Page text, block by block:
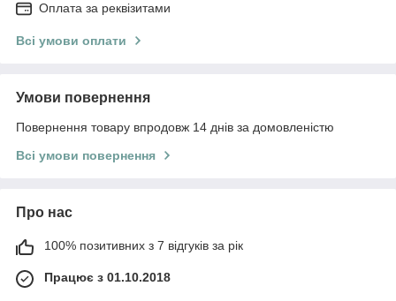
Оплата за реквізитами
Всі умови оплати
Умови повернення
Повернення товару впродовж 14 днів за домовленістю
Всі умови повернення
Про нас
100% позитивних з 7 відгуків за рік
Працює з 01.10.2018